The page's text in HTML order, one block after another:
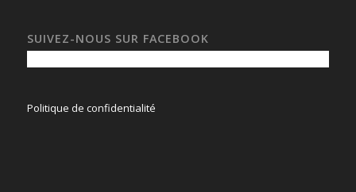
SUIVEZ-NOUS SUR FACEBOOK
Politique de confidentialité